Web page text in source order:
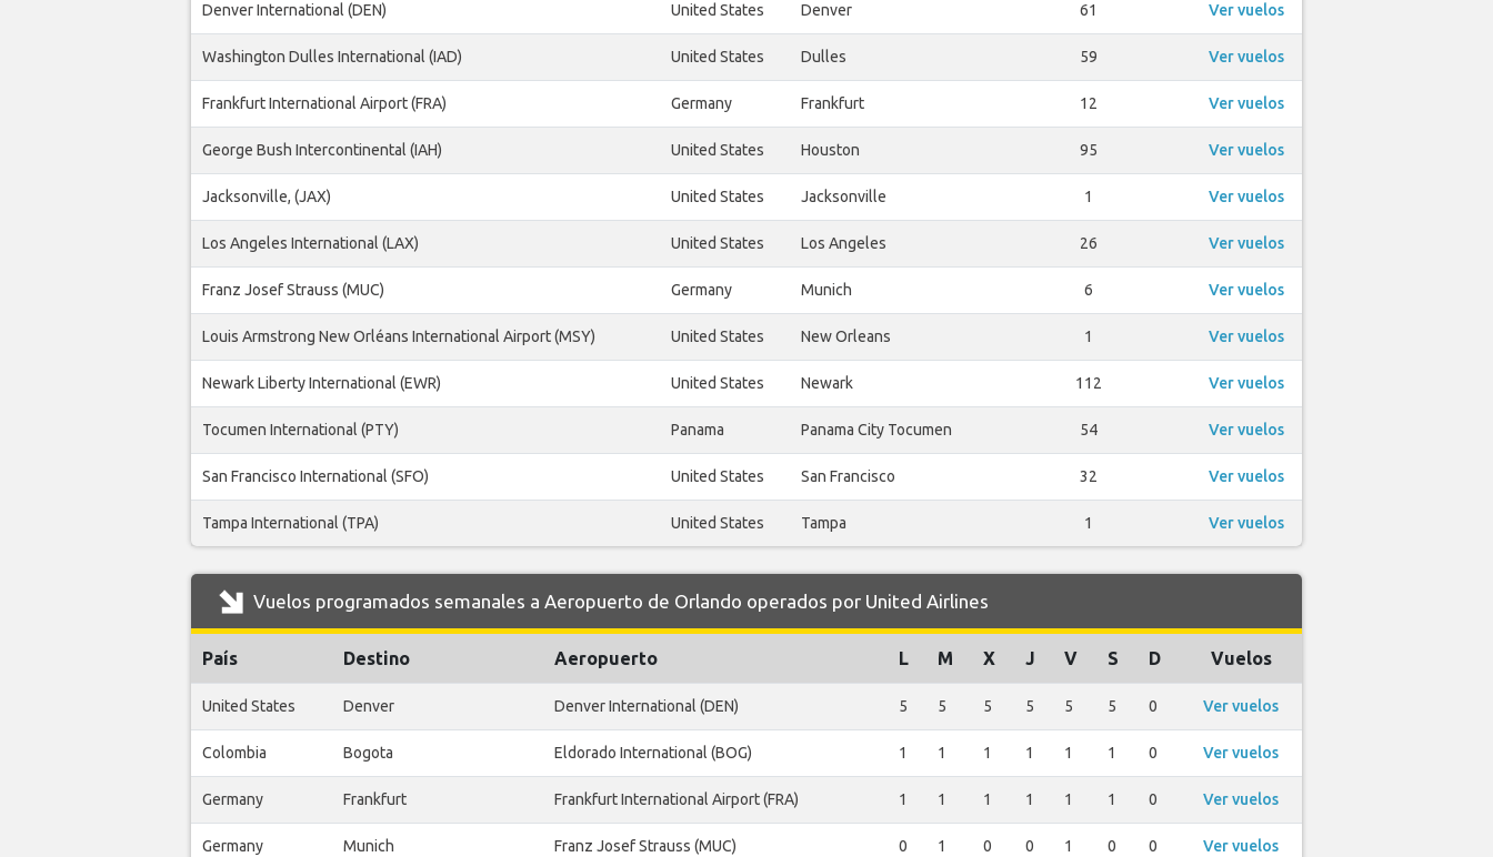
Denver International (DEN) United States Denver 61 Ver vuelos
Washington Dulles International (IAD) United States Dulles 59 Ver vuelos
Frankfurt International Airport (FRA) Germany Frankfurt 12 Ver vuelos
George Bush Intercontinental (IAH) United States Houston 95 Ver vuelos
Jacksonville, (JAX) United States Jacksonville 1 Ver vuelos
Los Angeles International (LAX) United States Los Angeles 26 Ver vuelos
Franz Josef Strauss (MUC) Germany Munich 6 Ver vuelos
Louis Armstrong New Orléans International Airport (MSY) United States New Orleans 1 Ver vuelos
Newark Liberty International (EWR) United States Newark 112 Ver vuelos
Tocumen International (PTY) Panama Panama City Tocumen 54 Ver vuelos
San Francisco International (SFO) United States San Francisco 32 Ver vuelos
Tampa International (TPA) United States Tampa 1 Ver vuelos
Vuelos programados semanales a Aeropuerto de Orlando operados por United Airlines
País Destino Aeropuerto L M X J V S D Vuelos
United States Denver Denver International (DEN) 5 5 5 5 5 5 0 Ver vuelos
Colombia Bogota Eldorado International (BOG) 1 1 1 1 1 1 0 Ver vuelos
Germany Frankfurt Frankfurt International Airport (FRA) 1 1 1 1 1 1 0 Ver vuelos
Germany Munich Franz Josef Strauss (MUC) 0 1 0 0 1 0 0 Ver vuelos